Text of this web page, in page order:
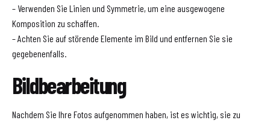
– Verwenden Sie Linien und Symmetrie, um eine ausgewogene
Komposition zu schaffen.
– Achten Sie auf störende Elemente im Bild und entfernen Sie sie
gegebenenfalls.
Bildbearbeitung
Nachdem Sie Ihre Fotos aufgenommen haben, ist es wichtig, sie zu